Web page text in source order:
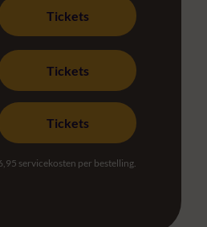
Tickets
Tickets
Tickets
servicekosten per bestelling.